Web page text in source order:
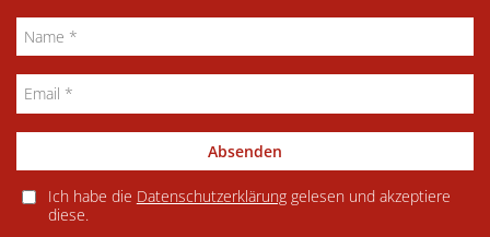
Absenden
Ich habe die Datenschutzerklärunggelesen und akzeptiere
diese.